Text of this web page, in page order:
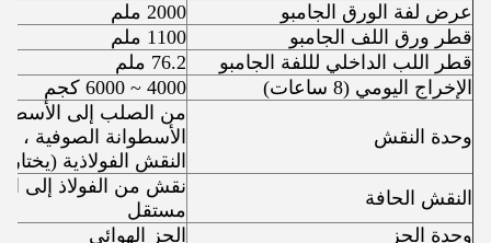
عرض لفة الورق الجامبو
2000 ملم
قطر ورق اللف الجامبو
1100 ملم
قطر اللب الداخلي لللفة الجامبو
76.2 ملم
الإخراج اليومي (8 ساعات)
4000 ~ 6000 كجم
وحدة النقش
من الصلب إلى
الأسطوانة الصوفية ،
النقش الفولاذية (يختار
النقش الحافة
نقش من الفولاذ إلى
مستقل
وحدة الحز
الحز الهوائي